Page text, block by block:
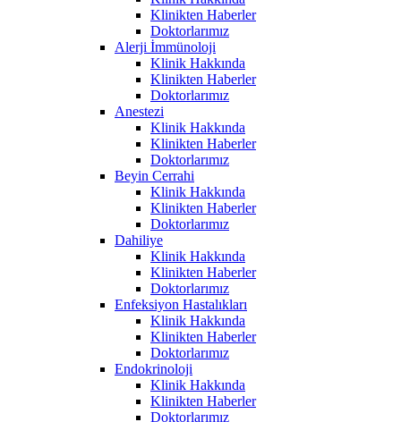
Klinikten Haberler
Doktorlarımız
Alerji İmmünoloji
Klinik Hakkında
Klinikten Haberler
Doktorlarımız
Anestezi
Klinik Hakkında
Klinikten Haberler
Doktorlarımız
Beyin Cerrahi
Klinik Hakkında
Klinikten Haberler
Doktorlarımız
Dahiliye
Klinik Hakkında
Klinikten Haberler
Doktorlarımız
Enfeksiyon Hastalıkları
Klinik Hakkında
Klinikten Haberler
Doktorlarımız
Endokrinoloji
Klinik Hakkında
Klinikten Haberler
Doktorlarımız